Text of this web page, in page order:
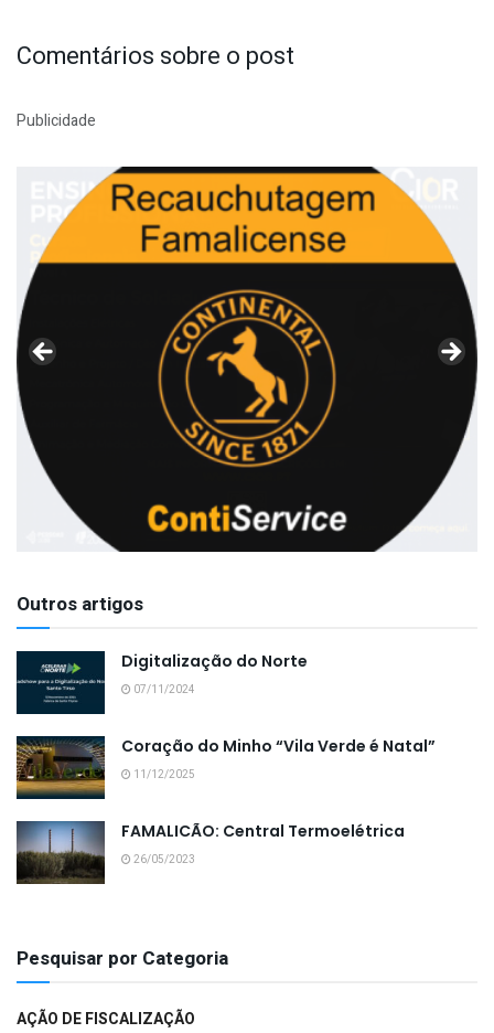
Comentários sobre o post
Publicidade
Outros artigos
Digitalização do Norte
07/11/2024
Coração do Minho “Vila Verde é Natal”
11/12/2025
FAMALICÃO: Central Termoelétrica
26/05/2023
Pesquisar por Categoria
AÇÃO DE FISCALIZAÇÃO